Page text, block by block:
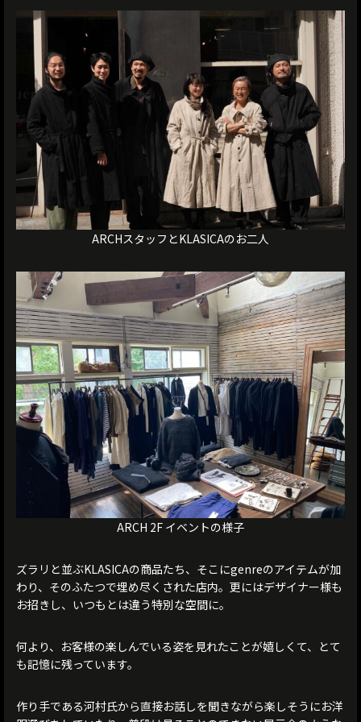
ARCHスタッフとKLASICAのお二人
ARCH 2F イベントの様子
ズラリと並ぶKLASICAの商品たち、そこにgenreのアイテムが加
わり、そのふたつで埋め尽くされた店内。更にはデザイナー様も
お招きし、いつもとは違う特別な空間に。
何より、お客様の楽しんでいる姿を見れたことが嬉しくて、とて
も記憶に残っています。
作り手である河村氏から直接お話しを聞きながら楽しそうにお洋